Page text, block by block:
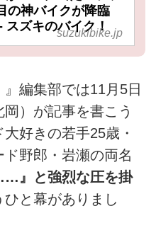
の神バイクが降臨
スズキのバイク！
suzukibike.jp
編集部では11月5日
）が記事を書こう
好きの若手25歳・
野郎・岩瀬の両名
』と強烈な圧を掛
ひと幕がありまし